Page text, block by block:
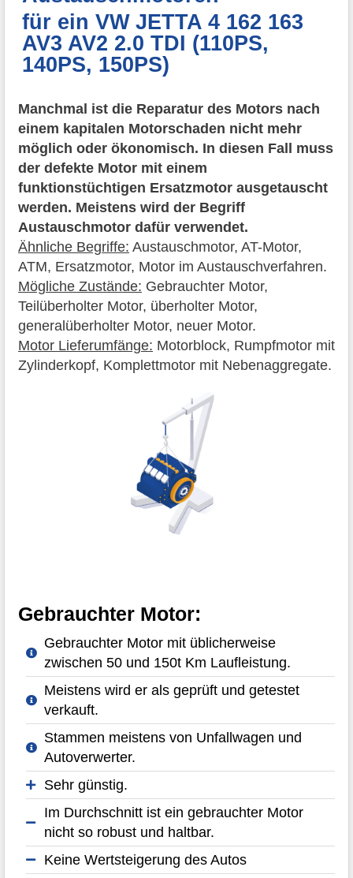
für ein VW JETTA 4 162 163
AV3 AV2 2.0 TDI (110PS,
140PS, 150PS)
Manchmal ist die Reparatur des Motors nach
einem kapitalen Motorschaden nicht mehr
möglich oder ökonomisch. In diesen Fall muss
der defekte Motor mit einem
funktionstüchtigen Ersatzmotor ausgetauscht
werden. Meistens wird der Begriff
Austauschmotor dafür verwendet.
Ähnliche Begriffe: Austauschmotor, AT-Motor,
ATM, Ersatzmotor, Motor im Austauschverfahren.
Mögliche Zustände: Gebrauchter Motor,
Teilüberholter Motor, überholter Motor,
generalüberholter Motor, neuer Motor.
Motor Lieferumfänge: Motorblock, Rumpfmotor mit
Zylinderkopf, Komplettmotor mit Nebenaggregate.
Gebrauchter Motor:
Gebrauchter Motor mit üblicherweise
zwischen 50 und 150t Km Laufleistung.
Meistens wird er als geprüft und getestet
verkauft.
Stammen meistens von Unfallwagen und
Autoverwerter.
Sehr günstig.
Im Durchschnitt ist ein gebrauchter Motor
nicht so robust und haltbar.
Keine Wertsteigerung des Autos